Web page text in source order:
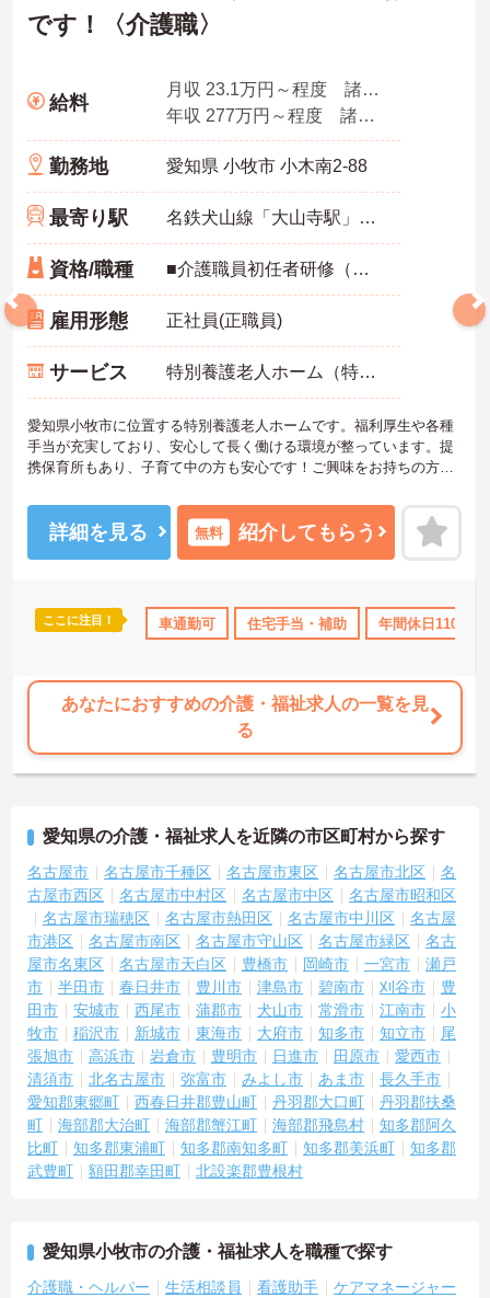
産休･育休･介護休暇取得実績あり 交通費支給 退職金制度あ
です！〈介護職〉
給料
月収 23.1万円～程度 諸手当込
年収 277万円～程度 諸手当・別途賞与
勤務地 愛知県 小牧市 小木南2-88
最寄り駅 名鉄犬山線「大山寺駅」バス・車8分
資格/職種 ■介護職員初任者研修（ヘルパー2級）以上の資格をお持ちの方
雇用形態 正社員(正職員)
サービス 特別養護老人ホーム（特養）
愛知県小牧市に位置する特別養護老人ホームです。福利厚生や各種
手当が充実しており、安心して長く働ける環境が整っています。提
携保育所もあり、子育て中の方も安心です！ご興味をお持ちの方に
合わせくださいませ。
詳細を見る 無料 紹介してもらう
ここに注目！ 車通勤可 住宅手当・補助 年間休日110日以
あなたにおすすめの介護・福祉求人の一覧を見
る
愛知県の介護・福祉求人を近隣の市区町村から探す
名古屋市 名古屋市千種区 名古屋市東区 名古屋市北区
名
古屋市西区
名古屋市中村区 名古屋市中区
名古屋市昭和区
名古屋市瑞穂区
名古屋市熱田区 名古屋市中川区
名古屋
市港区
名古屋市南区 名古屋市守山区 名古屋市緑区
名古
屋市名東区
名古屋市天白区 豊橋市 岡崎市 一宮市
瀬戸
市
半田市 春日井市 豊川市 津島市 碧南市 刈谷市
豊
田市
安城市 西尾市 蒲郡市 犬山市 常滑市 江南市
小
牧市
稲沢市 新城市 東海市 大府市 知多市 知立市
尾
張旭市
高浜市 岩倉市 豊明市 日進市 田原市
愛西市
清須市
北名古屋市 弥富市 みよし市 あま市
長久手市
愛知郡東郷町
西春日井郡豊山町 丹羽郡大口町
丹羽郡扶桑
町
海部郡大治町 海部郡蟹江町 海部郡飛島村
知多郡阿久
比町
知多郡東浦町 知多郡南知多町 知多郡美浜町
知多郡
武豊町
額田郡幸田町 北設楽郡豊根村
愛知県小牧市の介護・福祉求人を職種で探す
介護職・ヘルパー 生活相談員 看護助手
ケアマネージャー